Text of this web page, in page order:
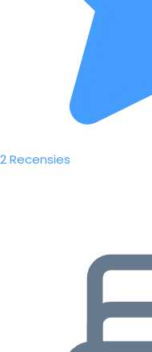
2 Recensies